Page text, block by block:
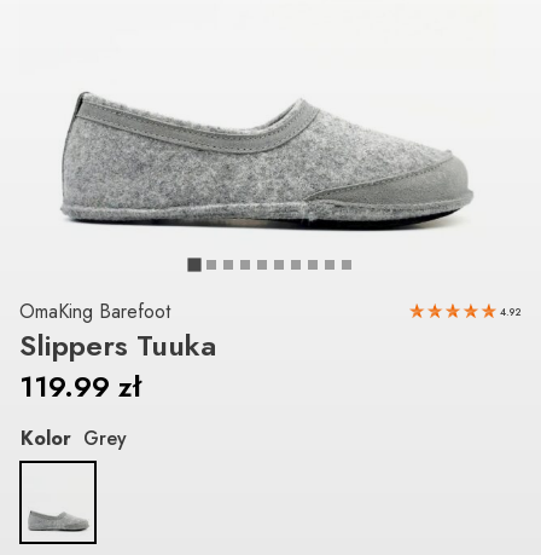
OmaKing Barefoot 4.92
Slippers Tuuka
119.99 zł
Kolor Grey